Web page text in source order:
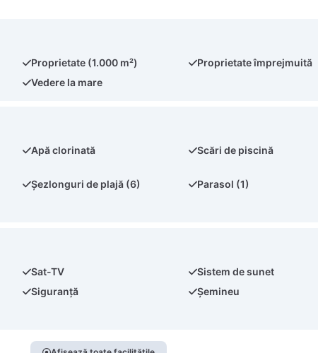
Proprietate (1.000 m²)
Proprietate împrejmuită
Vedere la mare
Apă clorinată Scări de piscină
Șezlonguri de plajă (6)
Parasol (1)
Sat-TV
Sistem de sunet
Siguranță
Șemineu